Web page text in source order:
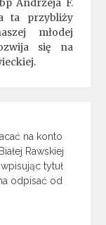
ta przybliży
młodej
się na
na konto
Rawskiej
, wpisując tytuł
odpisać od